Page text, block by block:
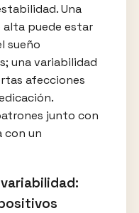
Una
puede estar
sueño
una variabilidad
afecciones
junto con
con un